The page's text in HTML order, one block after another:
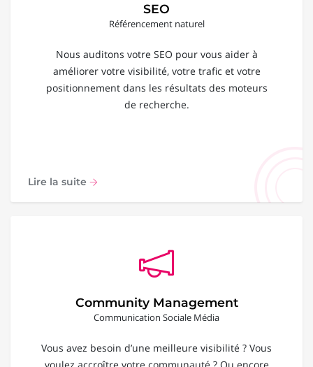
SEO
Référencement naturel
Nous auditons votre SEO pour vous aider à
améliorer votre visibilité, votre trafic et votre
positionnement dans les résultats des moteurs
de recherche.
Lire la suite
Community Management
Communication Sociale Média
Vous avez besoin d’une meilleure visibilité ? Vous
voulez accroître votre communauté ? Ou encore